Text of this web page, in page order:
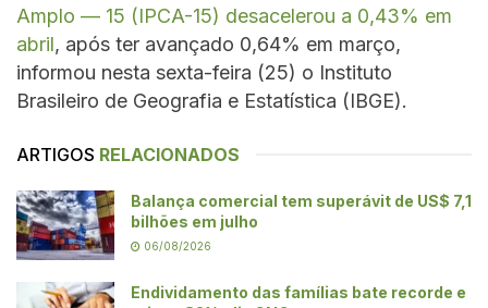
Amplo — 15 (IPCA-15) desacelerou a 0,43% em
abril, após ter avançado 0,64% em março,
informou nesta sexta-feira (25) o Instituto
Brasileiro de Geografia e Estatística (IBGE).
ARTIGOS RELACIONADOS
Balança comercial tem superávit de US$ 7,1
bilhões em julho
06/08/2026
Endividamento das famílias bate recorde e